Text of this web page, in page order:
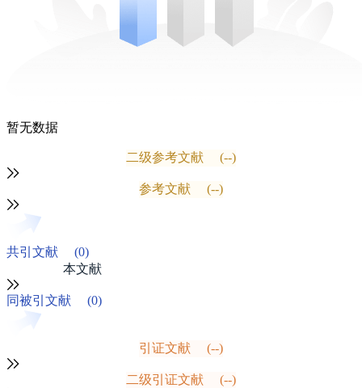
暂无数据
二级参考文献 (--)
参考文献 (--)
共引文献
(0)
本文献
同被引文献 (0)
引证文献 (--)
二级引证文献 (--)